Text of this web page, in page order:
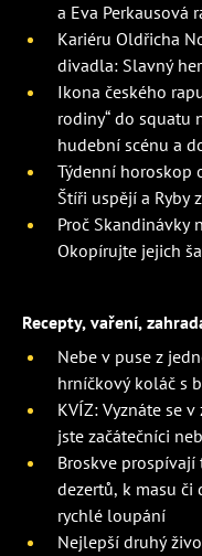
a Eva Perkausová
Kariéru Oldřicha
divadla: Slavný
Ikona českého
rodiny“ do squatu
hudební scénu a
Týdenní horoskop
Štíři uspějí a Ryby
Proč Skandinávky
Okopírujte jejich
Recepty, vaření,
Nebe v puse z
hrníčkový koláč s
KVÍZ: Vyznáte se
jste začátečníci
Broskve
dezertů, k masu či
rychlé loupání
Nejlepší druhý